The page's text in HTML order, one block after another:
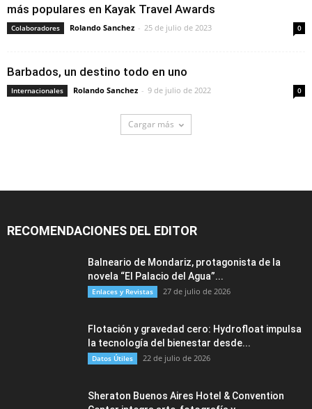
más populares en Kayak Travel Awards
Colaboradores Rolando Sanchez - 25 de julio de 2023 0
Barbados, un destino todo en uno
Internacionales Rolando Sanchez - 9 de julio de 2022 0
Cargar más
RECOMENDACIONES DEL EDITOR
Balneario de Mondariz, protagonista de la
novela “El Palacio del Agua”...
Enlaces y Revistas 27 de julio de 2026
Flotación y gravedad cero: Hydrofloat impulsa
la tecnología del bienestar desde...
Datos Útiles 22 de julio de 2026
Sheraton Buenos Aires Hotel & Convention